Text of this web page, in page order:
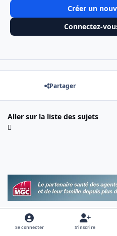
Créer un
Connectez-
Partager
Aller sur la liste des sujets
Se connecter S’inscrire